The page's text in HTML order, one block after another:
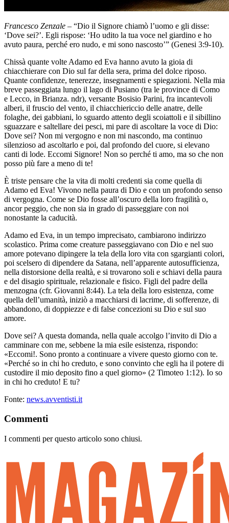
Francesco Zenzale – “Dio il Signore chiamò l’uomo e gli disse:
‘Dove sei?’. Egli rispose: ‘Ho udito la tua voce nel giardino e ho
avuto paura, perché ero nudo, e mi sono nascosto’” (Genesi 3:9-10).
Chissà quante volte Adamo ed Eva hanno avuto la gioia di
chiacchierare con Dio sul far della sera, prima del dolce riposo.
Quante confidenze, tenerezze, insegnamenti e spiegazioni. Nella mia
breve passeggiata lungo il lago di Pusiano (tra le province di Como
e Lecco, in Brianza. ndr), versante Bosisio Parini, fra incantevoli
alberi, il fruscio del vento, il chiacchiericcio delle anatre, delle
folaghe, dei gabbiani, lo sguardo attento degli scoiattoli e il sibillino
sguazzare e saltellare dei pesci, mi pare di ascoltare la voce di Dio:
Dove sei? Non mi vergogno e non mi nascondo, ma continuo
silenzioso ad ascoltarlo e poi, dal profondo del cuore, si elevano
canti di lode. Eccomi Signore! Non so perché ti amo, ma so che non
posso più fare a meno di te!
È triste pensare che la vita di molti credenti sia come quella di
Adamo ed Eva! Vivono nella paura di Dio e con un profondo senso
di vergogna. Come se Dio fosse all’oscuro della loro fragilità o,
ancor peggio, che non sia in grado di passeggiare con noi
nonostante la caducità.
Adamo ed Eva, in un tempo imprecisato, cambiarono indirizzo
scolastico. Prima come creature passeggiavano con Dio e nel suo
amore potevano dipingere la tela della loro vita con sgargianti colori,
poi scelsero di dipendere da Satana, nell’apparente autosufficienza,
nella distorsione della realtà, e si trovarono soli e schiavi della paura
e del disagio spirituale, relazionale e fisico. Figli del padre della
menzogna (cfr. Giovanni 8:44). La tela della loro esistenza, come
quella dell’umanità, iniziò a macchiarsi di lacrime, di sofferenze, di
abbandono, di doppiezze e di false concezioni su Dio e sul suo
amore.
Dove sei? A questa domanda, nella quale accolgo l’invito di Dio a
camminare con me, sebbene la mia esile esistenza, rispondo:
«Eccomi!. Sono pronto a continuare a vivere questo giorno con te.
«Perché so in chi ho creduto, e sono convinto che egli ha il potere di
custodire il mio deposito fino a quel giorno» (2 Timoteo 1:12). Io so
in chi ho creduto! E tu?
Fonte: news.avventisti.it
Commenti
I commenti per questo articolo sono chiusi.